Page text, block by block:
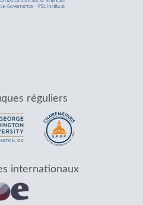
réguliers
internationaux